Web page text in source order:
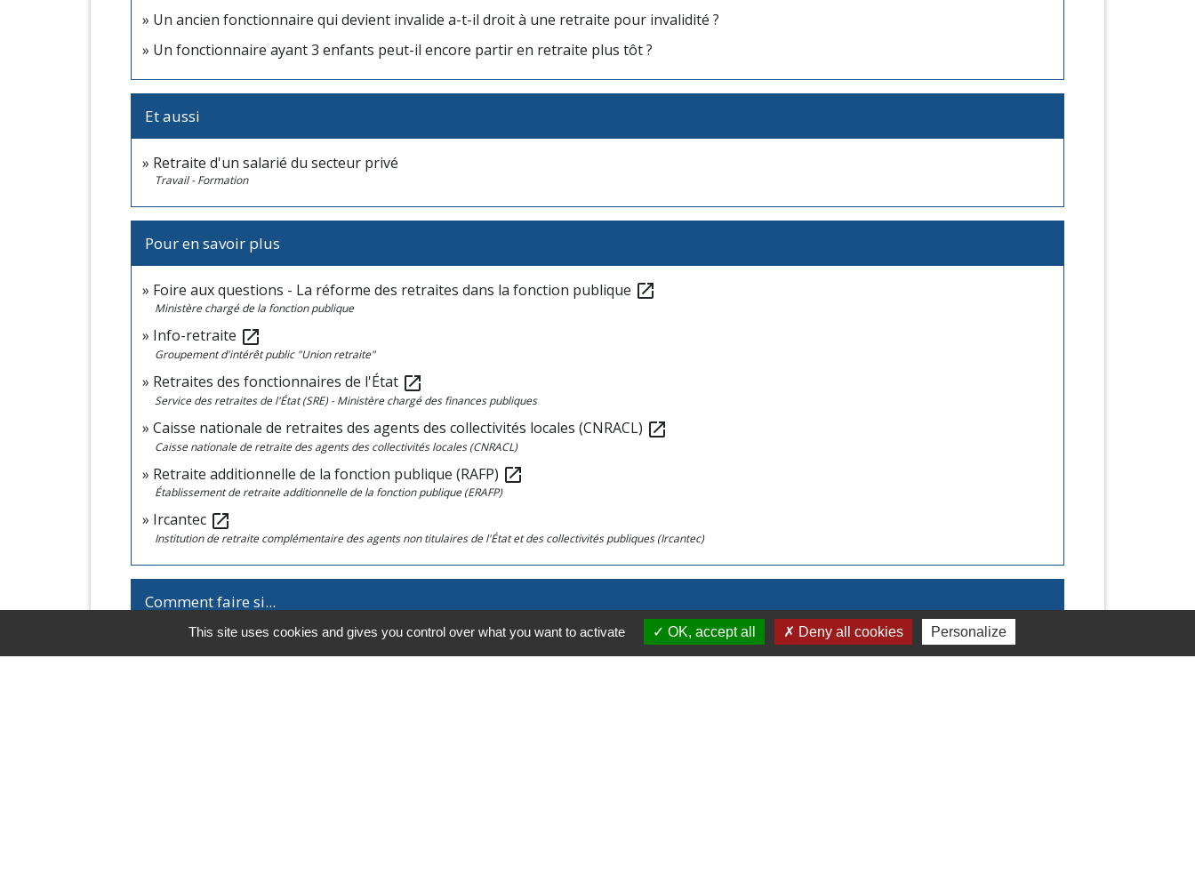
Un ancien fonctionnaire qui devient invalide a-t-il droit à une retraite pour invalidité ?
Un fonctionnaire ayant 3 enfants peut-il encore partir en retraite plus tôt ?
Et aussi
Retraite d'un salarié du secteur privé
Travail - Formation
Pour en savoir plus
Foire aux questions - La réforme des retraites dans la fonction publique open_in_new
Ministère chargé de la fonction publique
Info-retraite open_in_new
Groupement d'intérêt public "Union retraite"
Retraites des fonctionnaires de l'État open_in_new
Service des retraites de l'État (SRE) - Ministère chargé des finances publiques
Caisse nationale de retraites des agents des collectivités locales (CNRACL) open_in_new
Caisse nationale de retraite des agents des collectivités locales (CNRACL)
Retraite additionnelle de la fonction publique (RAFP) open_in_new
Établissement de retraite additionnelle de la fonction publique (ERAFP)
Ircantec open_in_new
Institution de retraite complémentaire des agents non titulaires de l'État et des collectivités publiques (Ircantec)
Comment faire si...
This site uses cookies and gives you control over what you want to activate OK, accept all Deny all cookies Personalize